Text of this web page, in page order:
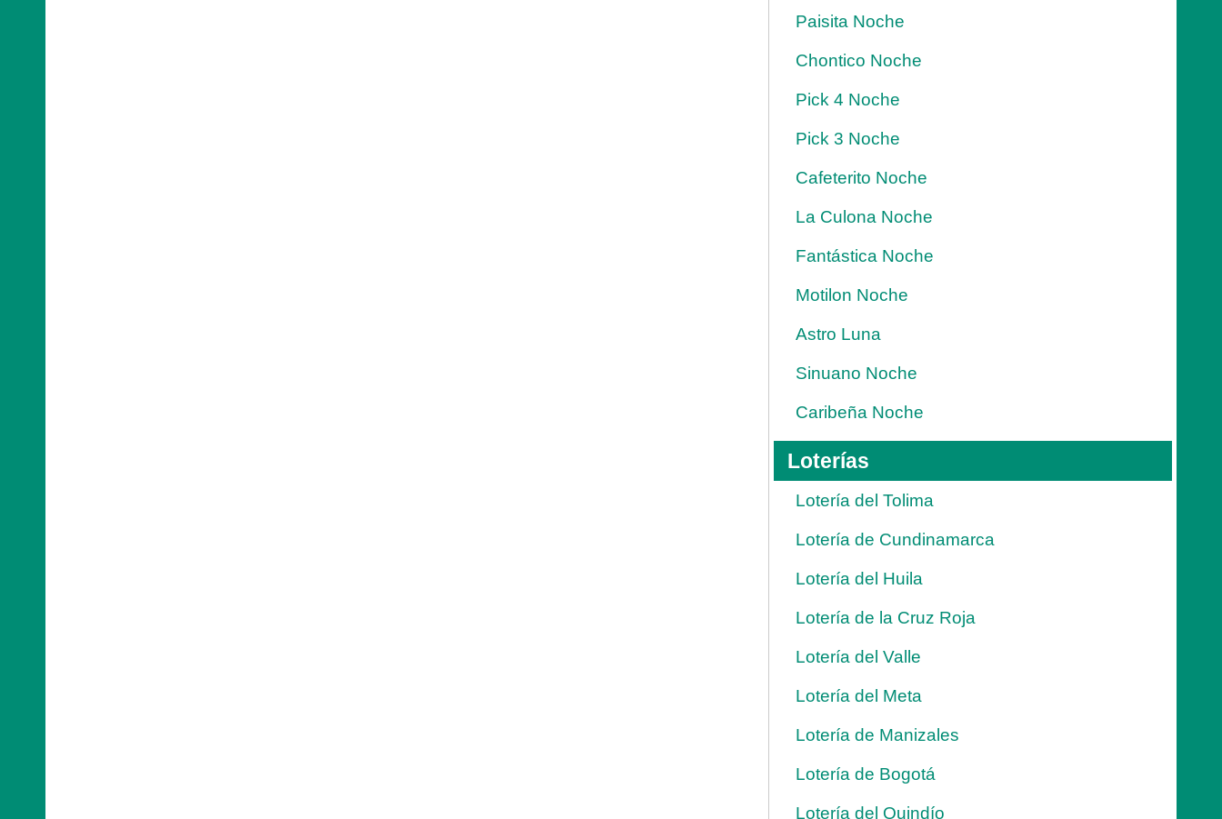
Paisita Noche
Chontico Noche
Pick 4 Noche
Pick 3 Noche
Cafeterito Noche
La Culona Noche
Fantástica Noche
Motilon Noche
Astro Luna
Sinuano Noche
Caribeña Noche
Loterías
Lotería del Tolima
Lotería de Cundinamarca
Lotería del Huila
Lotería de la Cruz Roja
Lotería del Valle
Lotería del Meta
Lotería de Manizales
Lotería de Bogotá
Lotería del Quindío